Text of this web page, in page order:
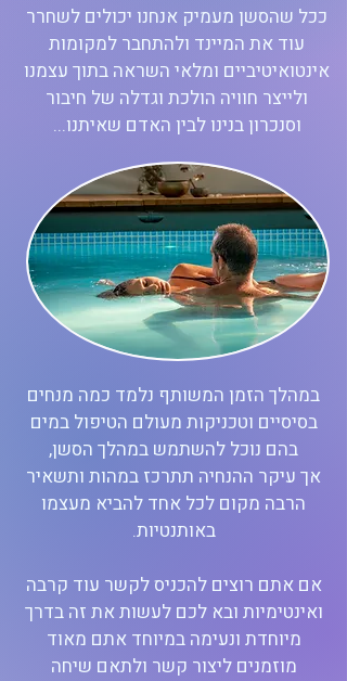
ככל שהסשן מעמיק אנחנו יכולים לשחרר
עוד את המיינד ולהתחבר למקומות
אינטואיטיביים ומלאי השראה בתוך עצמנו
ולייצר חוויה הולכת וגדלה של חיבור
וסנכרון בנינו לבין האדם שאיתנו...
במהלך הזמן המשותף נלמד כמה מנחים
בסיסיים וטכניקות מעולם הטיפול במים
בהם נוכל להשתמש במהלך הסשן,
אך עיקר ההנחיה תתרכז במהות ותשאיר
הרבה מקום לכל אחד להביא מעצמו
באותנטיות.
אם אתם רוצים להכניס לקשר עוד קרבה
ואינטימיות ובא לכם לעשות את זה בדרך
מיוחדת ונעימה במיוחד אתם מאוד
מוזמנים ליצור קשר ולתאם שיחה